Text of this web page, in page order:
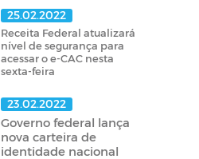
25.02.2022
Receita Federal atualizará
nível de segurança para
acessar o e-CAC nesta
sexta-feira
23.02.2022
Governo federal lança
nova carteira de
identidade nacional